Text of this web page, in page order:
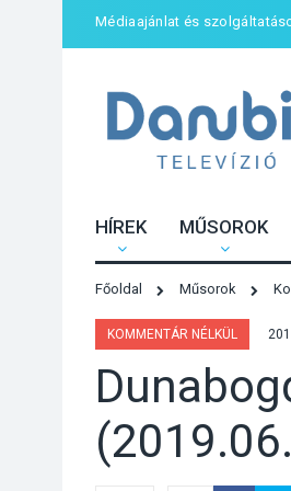
Médiaajánlat és
HÍREK MŰSOROK
Főoldal Műsorok
KOMMENTÁR NÉLKÜL